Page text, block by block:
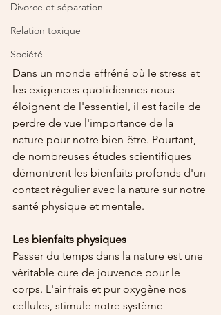
Divorce et séparation
Relation toxique
Société
Dans un monde effréné où le stress et
les exigences quotidiennes nous
éloignent de l'essentiel, il est facile de
perdre de vue l'importance de la
nature pour notre bien-être. Pourtant,
de nombreuses études scientifiques
démontrent les bienfaits profonds d'un
contact régulier avec la nature sur notre
santé physique et mentale.
Les bienfaits physiques
Passer du temps dans la nature est une
véritable cure de jouvence pour le
corps. L'air frais et pur oxygène nos
cellules, stimule notre système